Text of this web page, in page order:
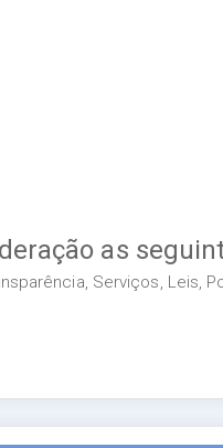
as
Serviços, Leis,